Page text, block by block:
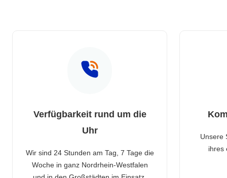
Verfügbarkeit rund um die
Uhr
Wir sind 24 Stunden am Tag, 7 Tage die
Woche in ganz Nordrhein-Westfalen
Unsere
ihres